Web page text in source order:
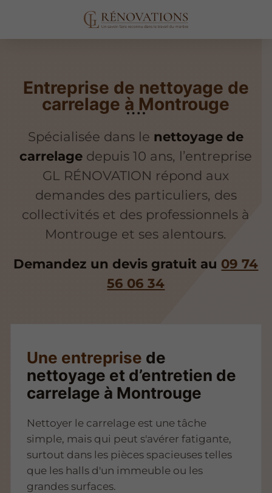
Entreprise de nettoyage de
carrelage à Montrouge
Spécialisée dans le nettoyage de
carrelage depuis 10 ans, l’entreprise
GL RÉNOVATION répond aux
demandes des particuliers, des
collectivités et des professionnels à
Montrouge et ses alentours.
Demandez un devis gratuit au 09 74
56 06 34
Une entreprise de
nettoyage et d’entretien de
carrelage à Montrouge
Nettoyer le carrelage est une tâche
simple, mais qui peut s'avérer fatigante,
surtout dans les pièces spacieuses telles
que les halls d'un immeuble ou les
grandes surfaces.